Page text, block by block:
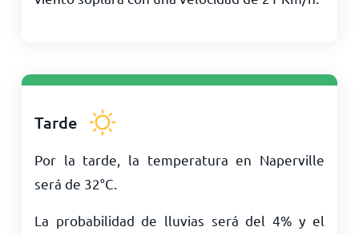
Tarde
Por la tarde, la temperatura en Naperville
será de 32°C
La probabilidad de lluvias será del 4% y el